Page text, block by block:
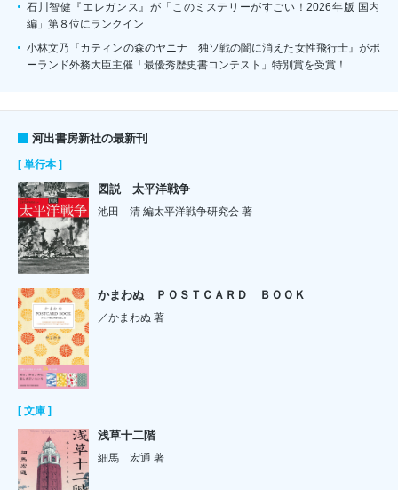
石川智健『エレガンス』が「このミステリーがすごい！2026年版 国内
編」第８位にランクイン
小林文乃『カティンの森のヤニナ 独ソ戦の闇に消えた女性飛行士』がポ
ーランド外務大臣主催「最優秀歴史書コンテスト」特別賞を受賞！
河出書房新社の最新刊
[ 単行本 ]
図説 太平洋戦争
池田 清 編太平洋戦争研究会 著
かまわぬ ＰＯＳＴＣＡＲＤ ＢＯＯＫ
／かまわぬ 著
[ 文庫 ]
浅草十二階
細馬 宏通 著